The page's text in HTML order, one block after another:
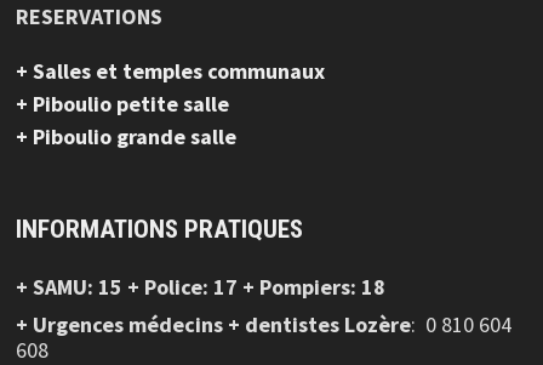
RESERVATIONS
+ Salles et temples communaux
+ Piboulio petite salle
+ Piboulio grande salle
INFORMATIONS PRATIQUES
+ SAMU: 15 + Police: 17 + Pompiers: 18
+ Urgences médecins + dentistes Lozère: 0 810 604
608